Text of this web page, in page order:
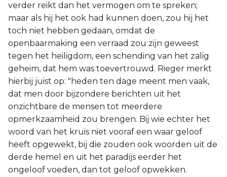
verder reikt dan het vermogen om te spreken;
maar als hij het ook had kunnen doen, zou hij het
toch niet hebben gedaan, omdat de
openbaarmaking een verraad zou zijn geweest
tegen het heiligdom, een schending van het zalig
geheim, dat hem was toevertrouwd. Rieger merkt
hierbij juist op: "heden ten dage meent men vaak,
dat men door bijzondere berichten uit het
onzichtbare de mensen tot meerdere
opmerkzaamheid zou brengen. Bij wie echter het
woord van het kruis niet vooraf een waar geloof
heeft opgewekt, bij die zouden ook woorden uit de
derde hemel en uit het paradijs eerder het
ongeloof voeden, dan tot geloof opwekken.